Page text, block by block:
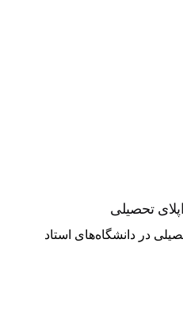
تحصیلی
در دانشگاه‌های استاد